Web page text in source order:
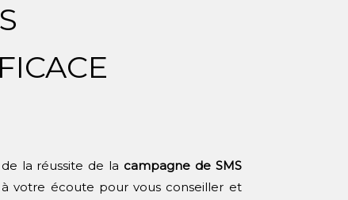
la réussite de la campagne de SMS
votre écoute pour vous conseiller et